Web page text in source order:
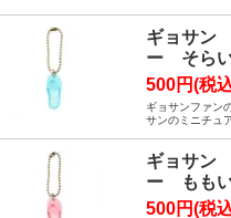
ギョサン
ー そら
500円(税
ギョサンファン
サンのミニチュ
ギョサン
ー もも
500円(税